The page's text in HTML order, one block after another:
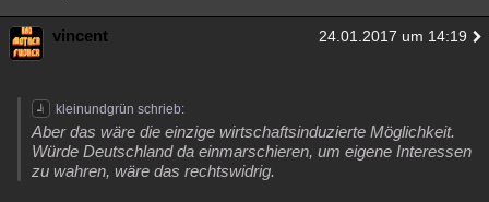
vincent 24.01.2017 um 14:19
kleinundgrün schrieb:
Aber das wäre die einzige wirtschaftsinduzierte Möglichkeit.
Würde Deutschland da einmarschieren, um eigene Interessen
zu wahren, wäre das rechtswidrig.